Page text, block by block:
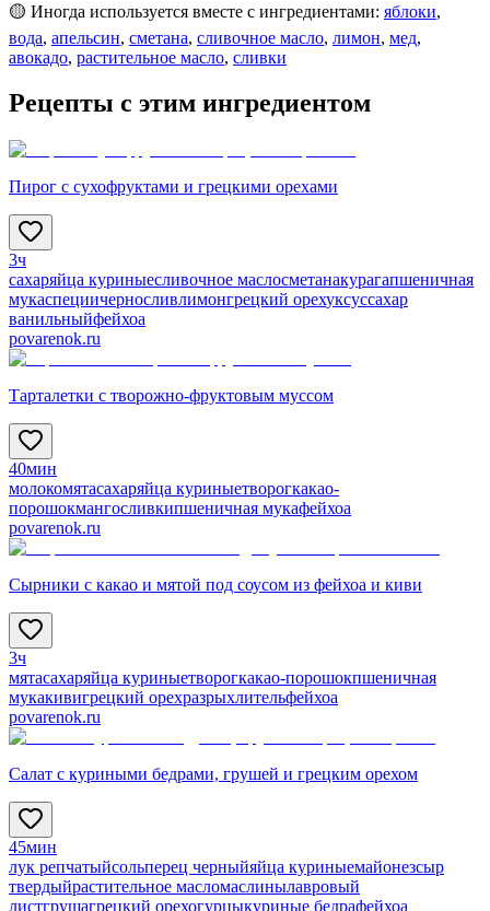
🟡 Иногда используется вместе с ингредиентами: яблоки,
вода, апельсин, сметана, сливочное масло, лимон, мед,
авокадо, растительное масло, сливки
Рецепты с этим ингредиентом
Пирог с сухофруктами и грецкими орехами
3ч
сахаряйца куриныесливочное маслосметанакурагапшеничная
мукаспециичерносливлимонгрецкий орехуксуссахар
ванильныйфейхоа
povarenok.ru
Тарталетки с творожно-фруктовым муссом
40мин
молокомятасахаряйца куриныетворогкакао-
порошокмангосливкипшеничная мукафейхоа
povarenok.ru
Сырники с какао и мятой под соусом из фейхоа и киви
3ч
мятасахаряйца куриныетворогкакао-порошокпшеничная
мукакивигрецкий орехразрыхлительфейхоа
povarenok.ru
Салат с куриными бедрами, грушей и грецким орехом
45мин
лук репчатыйсольперец черныйяйца куриныемайонезсыр
твердыйрастительное масломаслинылавровый
листгрушагрецкий орехогурцыкуриные бедрафейхоа